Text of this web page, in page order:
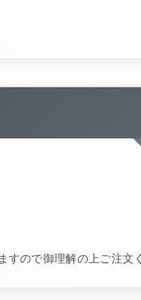
すので御理解の上ご注